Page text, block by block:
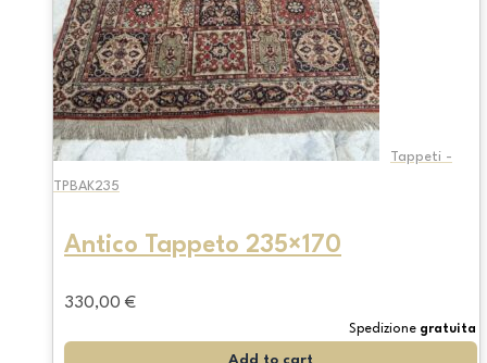
Tappeti -
TPBAK235
Antico Tappeto 235×170
330,00 €
Spedizione gratuita
Add to cart